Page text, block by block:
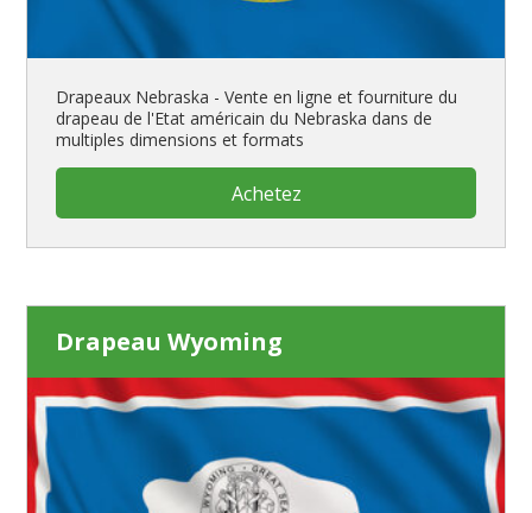
Drapeaux Nebraska - Vente en ligne et fourniture du
drapeau de l'Etat américain du Nebraska dans de
multiples dimensions et formats
Achetez
Drapeau Wyoming